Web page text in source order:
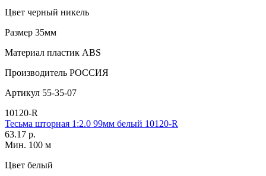
Цвет черный никель
Размер 35мм
Материал пластик АВS
Производитель РОССИЯ
Артикул 55-35-07
10120-R
Тесьма шторная 1:2.0 99мм белый 10120-R
63.17 р.
Мин. 100 м
Цвет белый